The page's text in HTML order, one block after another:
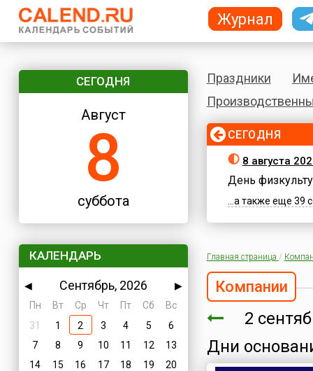
СЕГОДНЯ
Август
8
суббота
КАЛЕНДАРЬ
◀ Сентябрь, 2026
▶
Пн
Вт Ср Чт Пт Сб
Вс
31
1 2 3 4 5
6
7
8 9 10 11 12
13
14
15 16 17 18 19
20
Праздники
СЕГОДНЯ
8 августа
День
...а также еще 39
Главная страница /
Компании
2
Дни
Журнал